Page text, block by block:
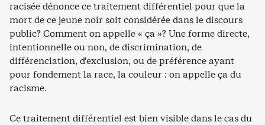
racisée dénonce ce traitement différentiel pour que la
mort de ce jeune noir soit considérée dans le discours
public? Comment on appelle « ça »? Une forme directe,
intentionnelle ou non, de discrimination, de
différenciation, d’exclusion, ou de préférence ayant
pour fondement la race, la couleur : on appelle ça du
racisme.
Ce traitement différentiel est bien visible dans le cas du